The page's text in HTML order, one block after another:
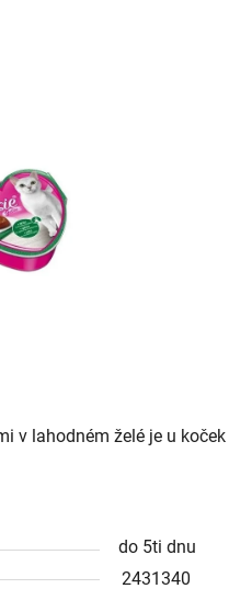
v lahodném želé je u koček
do 5ti dnu
2431340